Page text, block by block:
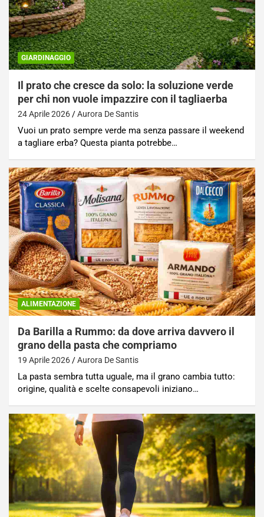
GIARDINAGGIO
Il prato che cresce da solo: la soluzione verde
per chi non vuole impazzire con il tagliaerba
24 Aprile 2026 Aurora De Santis
Vuoi un prato sempre verde ma senza passare il weekend
a tagliare erba? Questa pianta potrebbe…
ALIMENTAZIONE
Da Barilla a Rummo: da dove arriva davvero il
grano della pasta che compriamo
19 Aprile 2026 Aurora De Santis
La pasta sembra tutta uguale, ma il grano cambia tutto:
origine, qualità e scelte consapevoli iniziano…